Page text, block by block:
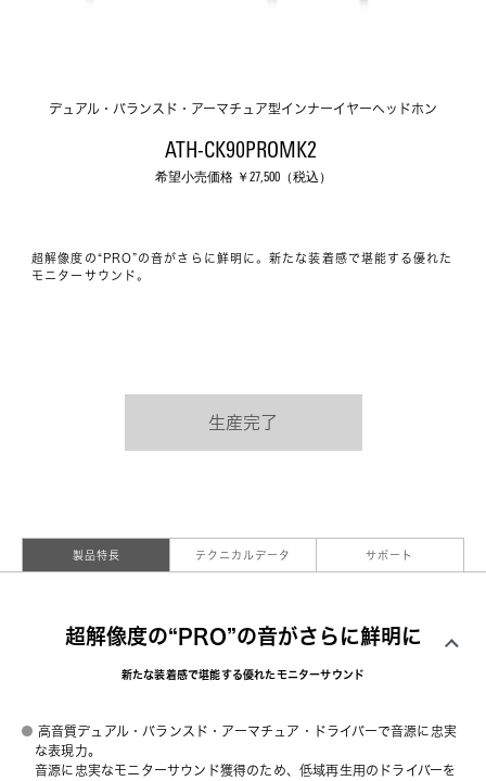
デュアル・バランスド・アーマチュア型インナーイヤーヘッドホン
ATH-CK90PROMK2
希望小売価格 ￥ 27,500（税込）
超解像度の“PRO”の音がさらに鮮明に。新たな装着感で堪能する優れた
モニターサウンド。
生産完了
製品特長 テクニカルデータ サポート
超解像度の“PRO”の音がさらに鮮明に
新たな装着感で堪能する優れたモニターサウンド
高音質デュアル・バランスド・アーマチュア・ドライバーで音源に忠実
な表現力。
音源に忠実なモニターサウンド獲得のため、低域再生用のドライバーを